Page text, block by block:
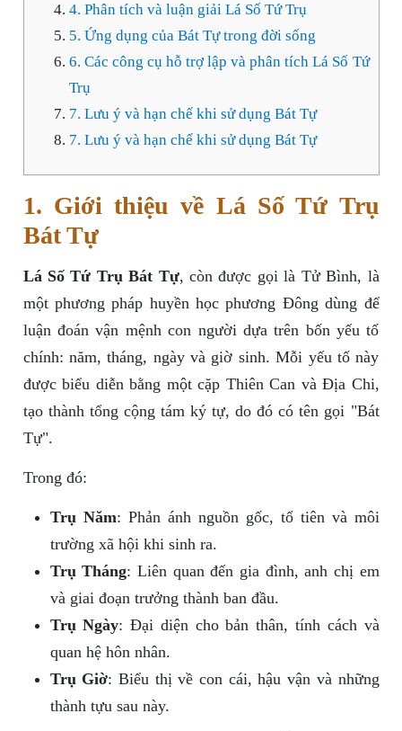
4. Phân tích và luận giải Lá Số Tứ Trụ
5. Ứng dụng của Bát Tự trong đời sống
6. Các công cụ hỗ trợ lập và phân tích Lá Số Tứ
Trụ
7. Lưu ý và hạn chế khi sử dụng Bát Tự
7. Lưu ý và hạn chế khi sử dụng Bát Tự
1. Giới thiệu về Lá Số Tứ Trụ
Bát Tự
Lá Số Tứ Trụ Bát Tự, còn được gọi là Tử Bình, là
một phương pháp huyền học phương Đông dùng để
luận đoán vận mệnh con người dựa trên bốn yếu tố
chính: năm, tháng, ngày và giờ sinh. Mỗi yếu tố này
được biểu diễn bằng một cặp Thiên Can và Địa Chi,
tạo thành tổng cộng tám ký tự, do đó có tên gọi "Bát
Tự".
Trong đó:
Trụ Năm: Phản ánh nguồn gốc, tổ tiên và môi
trường xã hội khi sinh ra.
Trụ Tháng: Liên quan đến gia đình, anh chị em
và giai đoạn trưởng thành ban đầu.
Trụ Ngày: Đại diện cho bản thân, tính cách và
quan hệ hôn nhân.
Trụ Giờ: Biểu thị về con cái, hậu vận và những
thành tựu sau này.